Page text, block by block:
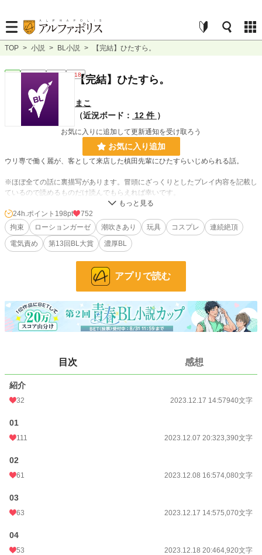
TOP > 小説 > BL小説 > 【完結】ひたすら。
連載中 短編 R18
【完結】ひたすら。
まこ
（近況ボード：
12 件 ）
お気に入りに追加して更新通知を受け取ろう
お気に入り追加
ウリ専で働く麗が、客として来店した槙田先輩にひたすらいじめられる話。
※ほぼ全ての話に裏描写があります。冒頭にざっくりとしたプレイ内容を記載し
ているので読めるものだけ読んでもらえれば幸いです。
含まれるプレイ内容
濁点喘/拘束/亀頭責/ローションガーゼ/潮吹/玩具/前立腺責/ドライオーガズム/連続
絶頂/コスプレ/羽根/焦らし/羞恥/乳首責/猿轡/電気責/クスコ/目隠/尿道責/ローショ
ンマット/3P/耳責/素股/寸止/貞操帯/野外/恋愛要素有/甘々/挿入有etc.
※完結にしていますが、書きたくなったら突然番外編を書く可能性があります。
7,422 位 / 228,999 件
BL 1,484 位 / 31,485 件
お気に入り 218
文字数 73,190
週間ポイント
月間ポイント
年間ポイント
累計ポイント
24h.ポイント 198pt
752
拘束
ローションガーゼ 潮吹きあり 玩具 コスプレ
連続絶頂
電気責め
第13回BL大賞 濃厚BL
アプリで読む
目次 感想
紹介
32 2023.12.17 14:57940文字
01
111 2023.12.07 20:323,390文字
02
61 2023.12.08 16:574,080文字
03
63 2023.12.17 14:575,070文字
04
53 2023.12.18 20:464,920文字